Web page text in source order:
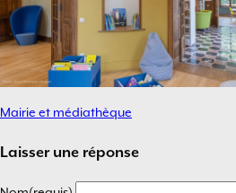
Navigation
de
l’article
Mairie et médiathèque
Laisser une réponse